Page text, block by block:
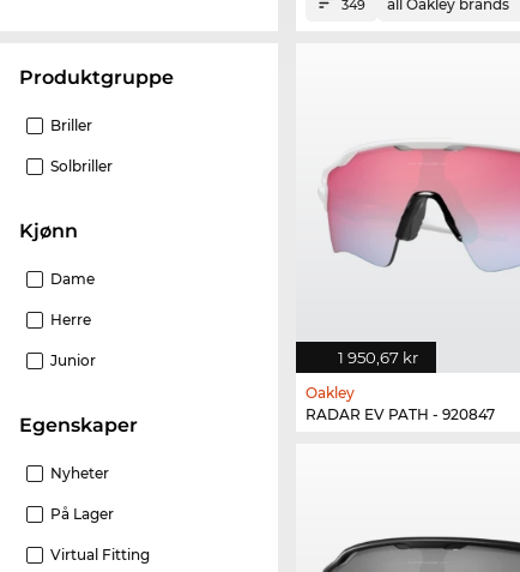
Produktgruppe
Briller
Solbriller
Kjønn
Dame
Herre
Junior
Egenskaper
Nyheter
På Lager
Virtual Fitting
349 all Oakley brands
1 950,67 kr
Oakley
RADAR EV PATH - 920847